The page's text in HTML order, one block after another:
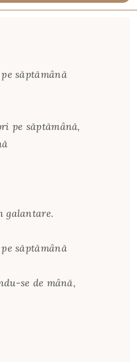
săptămână
pe săptămână,
galantare.
săptămână
se de mână,